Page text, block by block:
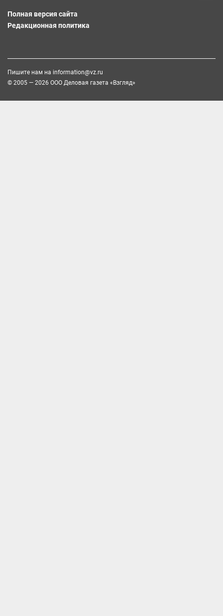
Полная версия сайта
Редакционная политика
Пишите нам на information@vz.ru
© 2005 — 2026 ООО Деловая газета «Взгляд»